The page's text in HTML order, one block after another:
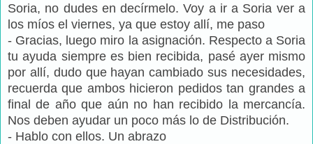
Soria, no dudes en decírmelo. Voy a ir a Soria ver a
los míos el viernes, ya que estoy allí, me paso
- Gracias, luego miro la asignación. Respecto a Soria
tu ayuda siempre es bien recibida, pasé ayer mismo
por allí, dudo que hayan cambiado sus necesidades,
recuerda que ambos hicieron pedidos tan grandes a
final de año que aún no han recibido la mercancía.
Nos deben ayudar un poco más lo de Distribución.
- Hablo con ellos. Un abrazo